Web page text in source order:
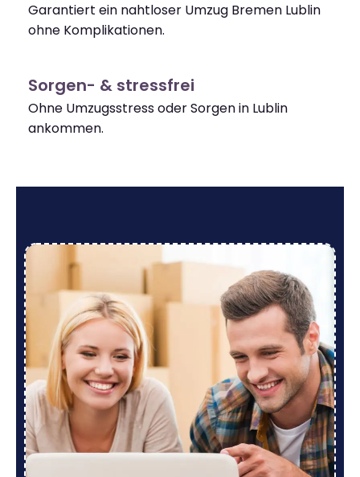
Garantiert ein nahtloser Umzug Bremen Lublin
ohne Komplikationen.
Sorgen- & stressfrei
Ohne Umzugsstress oder Sorgen in Lublin
ankommen.